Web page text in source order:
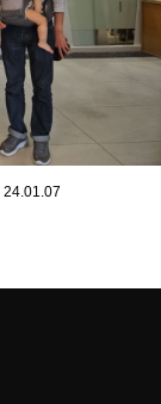
24.01.07